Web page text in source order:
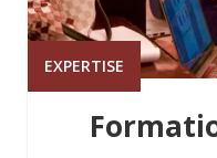
EXPERTISE